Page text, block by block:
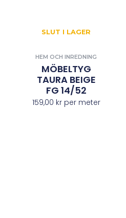
SLUT I LAGER
HEM OCH INREDNING
MÖBELTYG
TAURA BEIGE
FG 14/52
159,00 krper meter